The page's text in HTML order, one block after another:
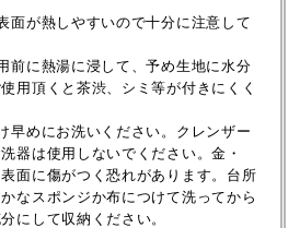
面が熱しやすいので十分に注意して
前に熱湯に浸して、予め生地に水分
用頂くと茶渋、シミ等が付きにくく
早めにお洗いください。クレンザー
器は使用しないでください。金・
面に傷がつく恐れがあります。台所
なスポンジか布につけて洗ってから
にして収納ください。